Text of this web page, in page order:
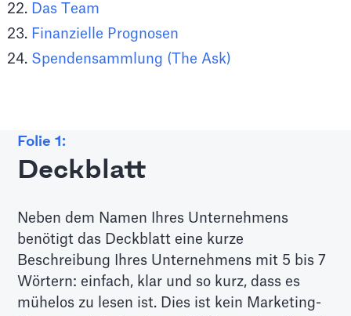
Das Team
Finanzielle Prognosen
Spendensammlung (The Ask)
Folie 1:
Deckblatt
Neben dem Namen Ihres Unternehmens
benötigt das Deckblatt eine kurze
Beschreibung Ihres Unternehmens mit 5 bis 7
Wörtern: einfach, klar und so kurz, dass es
mühelos zu lesen ist. Dies ist kein Marketing-